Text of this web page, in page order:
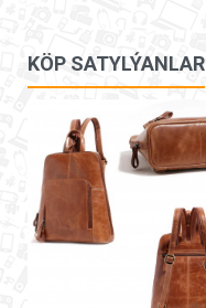
KÖP SATYLÝANLAR